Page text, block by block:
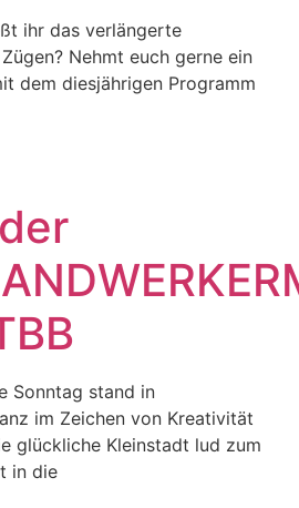
ihr das verlängerte
Nehmt euch gerne ein
dem diesjährigen Programm
Sonntag stand in
im Zeichen von Kreativität
glückliche Kleinstadt lud zum
in die